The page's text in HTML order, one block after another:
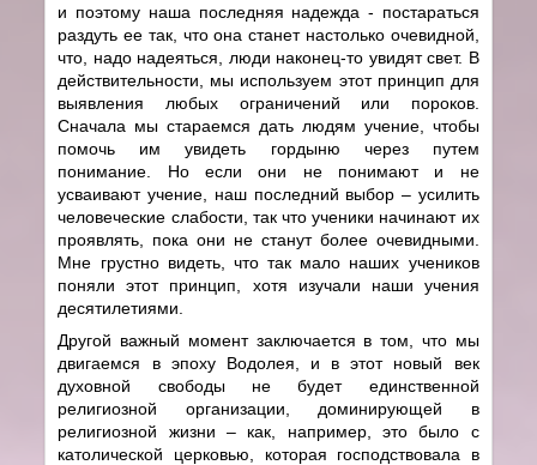
и поэтому наша последняя надежда - постараться
раздуть ее так, что она станет настолько очевидной,
что, надо надеяться, люди наконец-то увидят свет. В
действительности, мы используем этот принцип для
выявления любых ограничений или пороков.
Сначала мы стараемся дать людям учение, чтобы
помочь им увидеть гордыню через путем
понимание. Но если они не понимают и не
усваивают учение, наш последний выбор – усилить
человеческие слабости, так что ученики начинают их
проявлять, пока они не станут более очевидными.
Мне грустно видеть, что так мало наших учеников
поняли этот принцип, хотя изучали наши учения
десятилетиями.
Другой важный момент заключается в том, что мы
двигаемся в эпоху Водолея, и в этот новый век
духовной свободы не будет единственной
религиозной организации, доминирующей в
религиозной жизни – как, например, это было с
католической церковью, которая господствовала в